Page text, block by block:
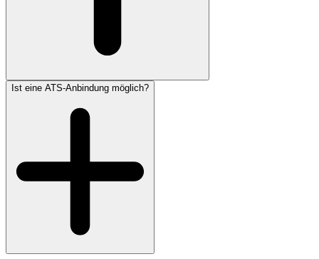
Ist eine ATS-Anbindung möglich?